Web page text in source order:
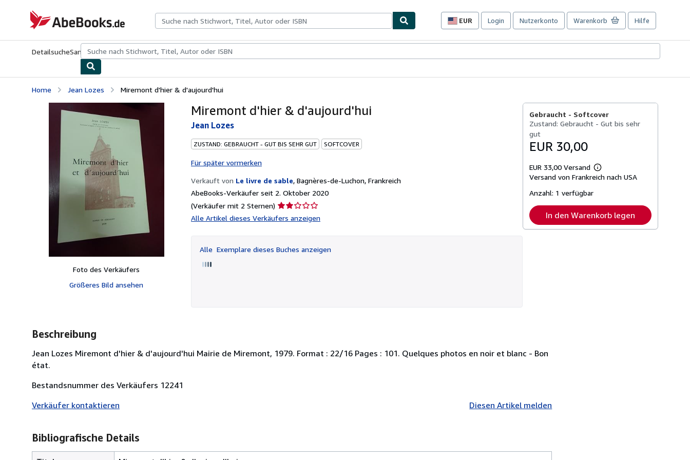
AbeBooks.de
EUR
Seite
Einkaufseinstellungen.
Login Nutzerkonto Warenkorb Hilfe
DetailsucheSammlungenAntiquarische BücherKunst & Sammlerstücke
Home Jean Lozes Miremont d'hier & d'aujourd'hui
Foto des Verkäufers
Größeres Bild ansehen
Miremont d'hier & d'aujourd'hui
Jean Lozes
ZUSTAND: GEBRAUCHT - GUT BIS SEHR GUT SOFTCOVER
Für später vormerken
Verkauft von Le livre de sable, Bagnères-de-Luchon, Frankreich
AbeBooks-Verkäufer seit 2. Oktober 2020
(Verkäufer mit 2 Sternen) Verkäuferbewertung
2
Sternen
Alle Artikel dieses Verkäufers anzeigen
Alle Exemplare dieses Buches anzeigen
Gebraucht - Softcover
Zustand: Gebraucht - Gut bis sehr
gut
EUR 30,00
EUR 33,00 Versand
Weitere
Informationen
Versand von Frankreich nach USA
Anzahl: 1 verfügbar
In den Warenkorb legen
Beschreibung
Jean Lozes Miremont d'hier & d'aujourd'hui Mairie de Miremont, 1979. Format : 22/16 Pages : 101. Quelques photos en noir et blanc - Bon
état.
Bestandsnummer des Verkäufers 12241
Verkäufer kontaktieren
Diesen Artikel melden
Bibliografische Details